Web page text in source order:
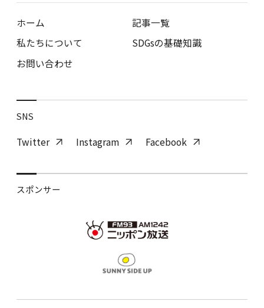
ホーム
記事一覧
私たちについて
SDGsの基礎知識
お問い合わせ
SNS
Twitter Instagram Facebook
スポンサー